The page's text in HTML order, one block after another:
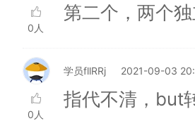
0人
第二个，两个
0人
学员fllRRj 2021-09-03
指代不清，but